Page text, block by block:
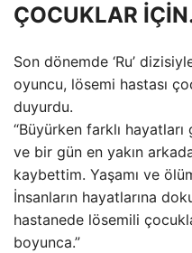
ÇOCUKLAR
Son dönemde ‘Ru’
oyuncu, lösemi hastası
duyurdu.
“Büyürken farklı
ve bir gün en yakın
kaybettim. Yaşamı ve
İnsanların hayatlarına
hastanede lösemili
boyunca.”